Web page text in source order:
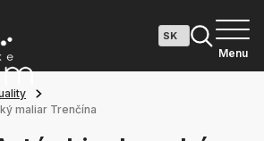
Menu
maliar Trenčína